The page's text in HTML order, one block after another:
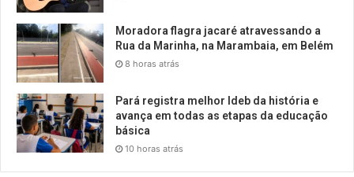
Moradora flagra jacaré atravessando a
Rua da Marinha, na Marambaia, em Belém
8 horas atrás
Pará registra melhor Ideb da história e
avança em todas as etapas da educação
básica
10 horas atrás